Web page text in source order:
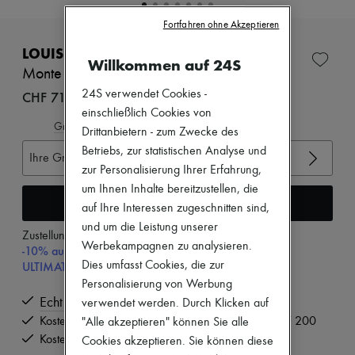
Jacken
Strandkleidung
Hosen
Mäntel
Sweatshirts
Schuhe
Alle Produkte
Sandalen
Ballerinas
Stiefel & Stiefeletten
Mokassins
EXCLUSIVE
LOUIS VUITTON
Monte Carlo Mokassin
CHF 717
Gröβentabelle ansehen
Ihre Gröβe auswählen
In den Warenkorb
Zustellung ab Dienstag, 11. August
-10% auf Ihre Erste Bestellung mit dem Code
ULTIMATESFIRST10. Für Bestellungen über CHF 200
Echt
Kostenlose Lieferung ab einem Bestellwert von CHF 200
Kostenlose Rücksendung und Abholung zu Hause
Willkommen auf 24S
24S verwendet Cookies -
einschließlich Cookies von
Drittanbietern - zum Zwecke des
Betriebs, zur statistischen Analyse und
zur Personalisierung Ihrer Erfahrung,
um Ihnen Inhalte bereitzustellen, die
auf Ihre Interessen zugeschnitten sind,
und um die Leistung unserer
Werbekampagnen zu analysieren.
Dies umfasst Cookies, die zur
Personalisierung von Werbung
verwendet werden. Durch Klicken auf
"Alle akzeptieren" können Sie alle
Cookies akzeptieren. Sie können diese
Fortfahren ohne Akzeptieren